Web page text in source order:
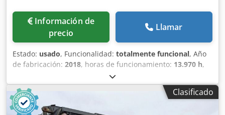
Información de
precio
Llamar
Estado: usado, Funcionalidad: totalmente funcional, Año
de fabricación: 2018, horas de funcionamiento: 13.970 h,
46.000 kg, altura de elevación:
mm, tipo de combustible:diésel, potencia:257 kW (349,42
CV), peso en vacío:
, tipo de accionamiento:
Diesel, ancho de construcción:
Clasificado